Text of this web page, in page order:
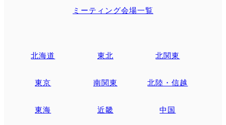
ミーティング会場一覧
北海道 東北 北関東
東京 南関東 北陸・信越
東海 近畿 中国